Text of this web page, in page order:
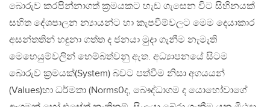
බොරුව කරපින්නාගත් ක්‍රමයකට හැඩ ගැසෙන විට සිහිනයක්
සහිත දේශපාලන න්‍යායන්ට හා කැපවීම්වලට මෙම දෙයාකාර
අසන්තතින් හඳුනා ගත්ත ද ජනයා මුදා ගැනීම නැමැති
මෙහෙයුම්වලින් හෙම්බත්වනු ඇත. අධ්‍යාපනයේ සිටම
බොරුව ක්‍රමයක්(System) බවට පත්වීම නිසා අගයයන්
(Values)හා ධර්මතා (Norms0ද, බෞද්ධාගම ද යොහෝවාගේ